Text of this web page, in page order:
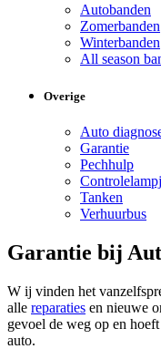
Autobanden
Zomerbanden
Winterbanden
All season
Overige
Auto
Garantie
Pechhulp
Tanken
Verhuurbus
Garantie bij
W ij vinden het
alle reparaties en nieuwe
gevoel de weg op en
auto.